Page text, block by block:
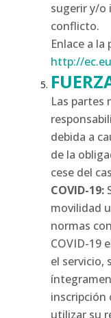
sugerir y/o
conflicto.
Enlace a
http://
Las partes
debida a
de la
cese del
COVID-19:
movilidad
normas
COVID-19
el servicio,
inscripción
utilizar su